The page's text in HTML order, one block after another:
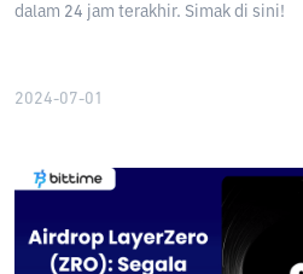
dalam 24 jam terakhir. Simak di sini!
2024-07-01